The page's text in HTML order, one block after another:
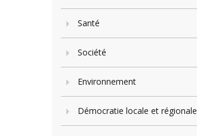
Santé
Société
Environnement
Démocratie locale et régionale